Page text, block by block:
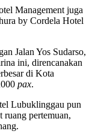
Management juga
by Cordela Hotel
Jalan Yos Sudarso,
ini, direncanakan
di Kota
pax.
Lubuklinggau pun
ruang pertemuan,